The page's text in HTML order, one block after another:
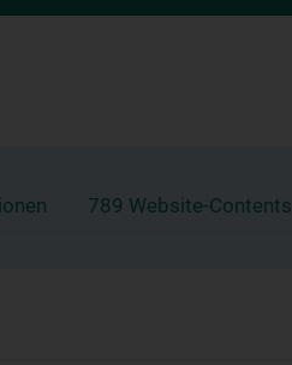
789 Website-Contents